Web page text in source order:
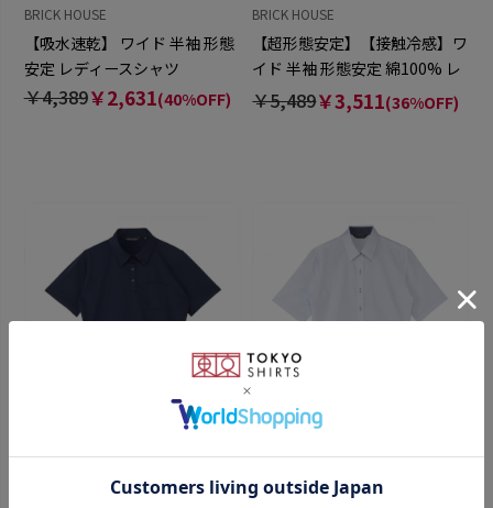
BRICK HOUSE
【吸水速乾】 ワイド 半袖 形態
安定 レディースシャツ
￥4,389￥2,631(40%OFF)
BRICK HOUSE
【超形態安定】【接触冷感】ワ
イド 半袖 形態安定 綿100% レ
ディースシャツ
￥5,489￥3,511(36%OFF)
BRICK HOUSE